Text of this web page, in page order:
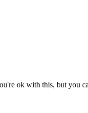
ok with this, but you